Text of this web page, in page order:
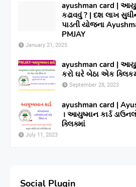
ayushman card |
કઢાવવું ? | દશ લાખ
પાડતી યોજના
PMJAY
January 21, 2025
ayushman card |
કરો ઘરે બેઠા એક
September 28, 2023
ayushman card |
। આયુષ્માન કાર્ડ
ક્લિક્માં
July 11, 2023
Social Plugin